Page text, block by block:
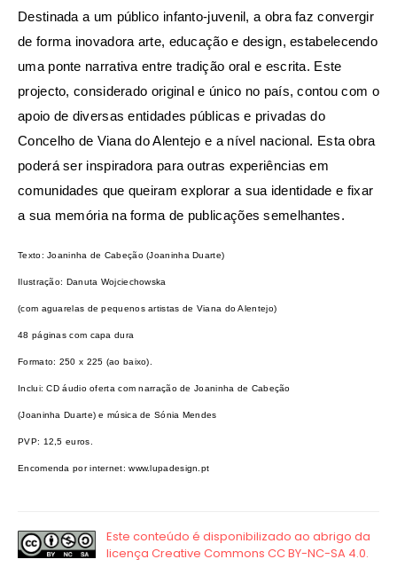
Destinada a um público infanto-juvenil, a obra faz convergir
de forma inovadora arte, educação e design, estabelecendo
uma ponte narrativa entre tradição oral e escrita. Este
projecto, considerado original e único no país, contou com o
apoio de diversas entidades públicas e privadas do
Concelho de Viana do Alentejo e a nível nacional. Esta obra
poderá ser inspiradora para outras experiências em
comunidades que queiram explorar a sua identidade e fixar
a sua memória na forma de publicações semelhantes.
Texto: Joaninha de Cabeção (Joaninha Duarte)
Ilustração: Danuta Wojciechowska
(com aguarelas de pequenos artistas de Viana do Alentejo)
48 páginas com capa dura
Formato: 250 x 225 (ao baixo).
Inclui: CD áudio oferta com narração de Joaninha de Cabeção
(Joaninha Duarte) e música de Sónia Mendes
PVP: 12,5 euros.
Encomenda por internet: www.lupadesign.pt